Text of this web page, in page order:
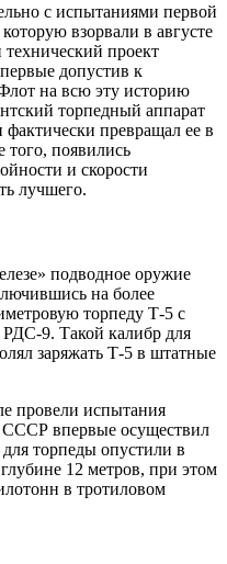
с испытаниями первой
взорвали в августе
технический проект
допустив к
на всю эту историю
торпедный аппарат
превращал ее в
того, появились
и скорости
лучшего.
подводное оружие
на более
торпеду Т-5 с
РДС-9. Такой калибр для
заряжать Т-5 в штатные
провели испытания
СССР впервые осуществил
торпеды опустили в
12 метров, при этом
в тротиловом